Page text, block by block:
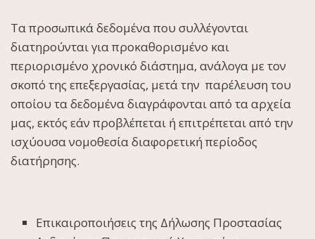
Τα προσωπικά δεδομένα που συλλέγονται
διατηρούνται για προκαθορισμένο και
περιορισμένο χρονικό διάστημα, ανάλογα με τον
σκοπό της επεξεργασίας, μετά την παρέλευση του
οποίου τα δεδομένα διαγράφονται από τα αρχεία
μας, εκτός εάν προβλέπεται ή επιτρέπεται από την
ισχύουσα νομοθεσία διαφορετική περίοδος
διατήρησης.
Επικαιροποιήσεις της Δήλωσης Προστασίας